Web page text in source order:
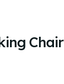
Chair